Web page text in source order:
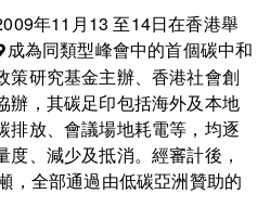
年11月13 至14日在香港舉
成為同類型峰會中的首個碳中和
策研究基金主辦、香港社會創
辦，其碳足印包括海外及本地
排放、會議場地耗電等，均逐
、減少及抵消。經審計後，
，全部通過由低碳亞洲贊助的